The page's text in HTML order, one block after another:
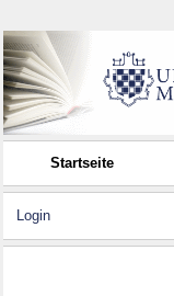
Startseite
Login